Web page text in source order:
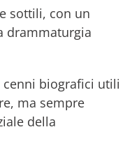
sottili, con un
drammaturgia
cenni biografici utili
ma sempre
della